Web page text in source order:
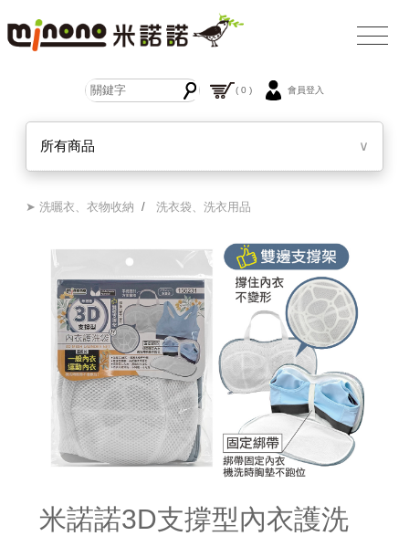
( 0 ) 會員登入
所有商品 ∨
➤ 洗曬衣、衣物收納 /洗衣袋、洗衣用品
米諾諾3D支撐型內衣護洗